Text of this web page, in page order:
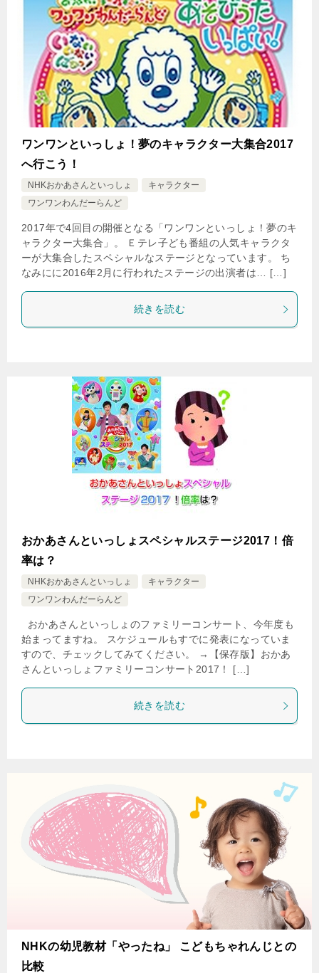
ワンワンといっしょ！夢のキャラクター大集合2017
へ行こう！
NHKおかあさんといっしょ
キャラクター
ワンワンわんだーらんど
2017年で4回目の開催となる「ワンワンといっしょ！夢のキ
ャラクター大集合」。 Ｅテレ子ども番組の人気キャラクタ
ーが大集合したスペシャルなステージとなっています。 ち
なみにに2016年2月に行われたステージの出演者は… […]
続きを読む
おかあさんといっしょスペシャルステージ2017！倍
率は？
NHKおかあさんといっしょ
キャラクター
ワンワンわんだーらんど
おかあさんといっしょのファミリーコンサート、今年度も
始まってますね。 スケジュールもすでに発表になっていま
すので、チェックしてみてください。 →【保存版】おかあ
さんといっしょファミリーコンサート2017！ […]
続きを読む
NHKの幼児教材「やったね」 こどもちゃれんじとの
比較